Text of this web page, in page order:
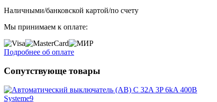
Наличными/банковской картой/по счету
Мы принимаем к оплате:
Подробнее об оплате
Сопутствующе товары